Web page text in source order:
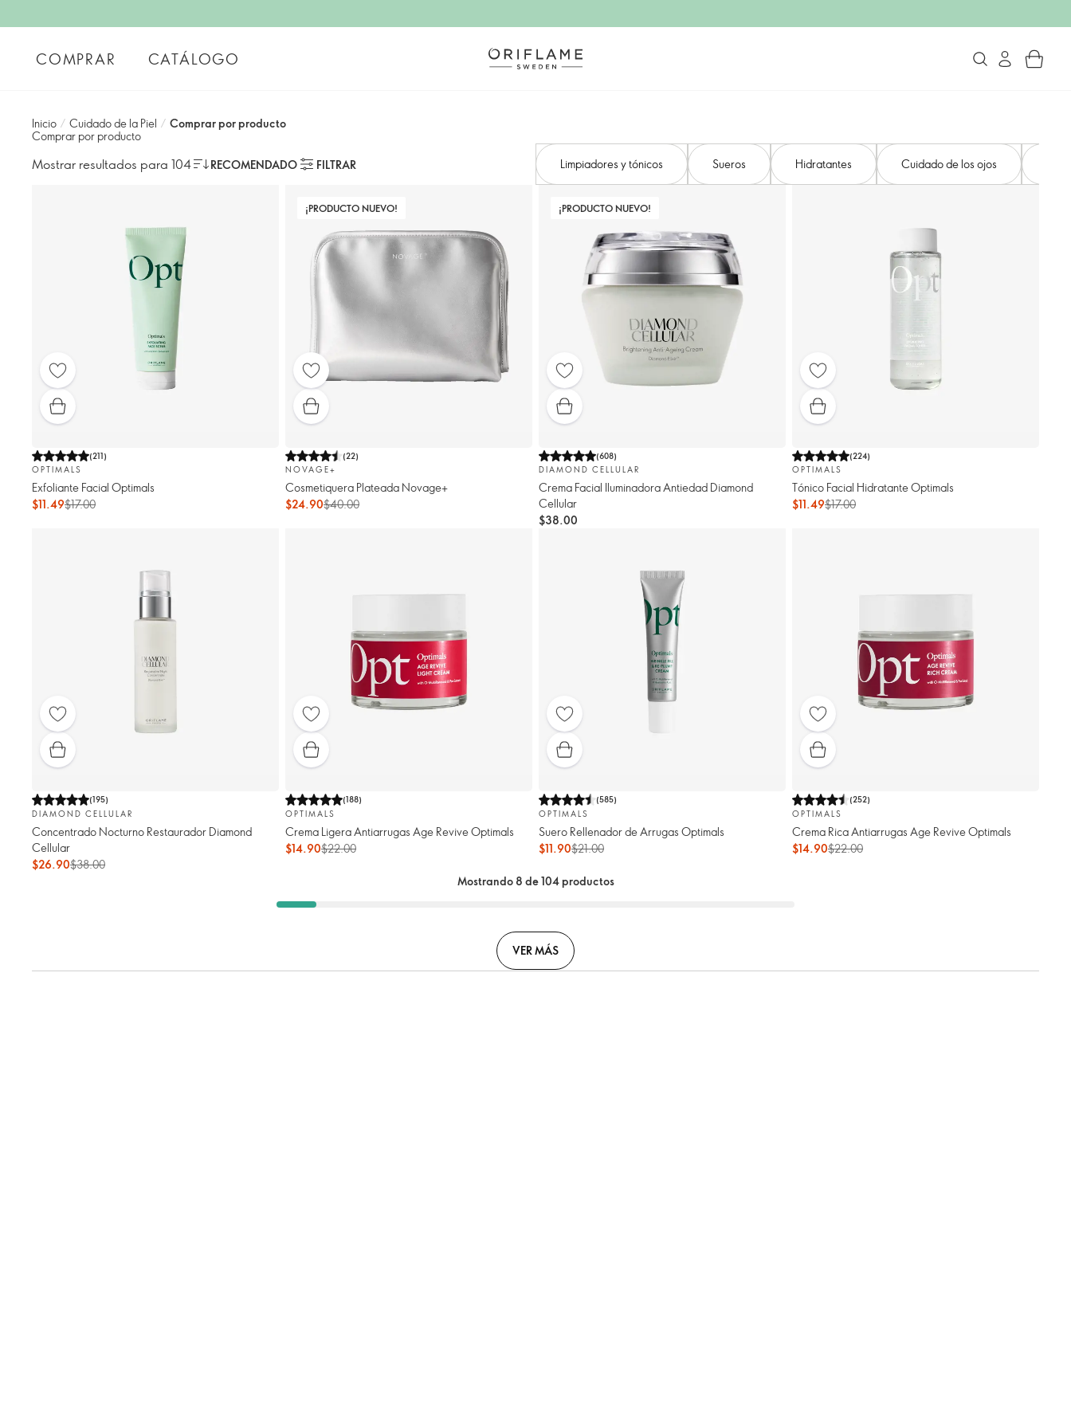
COMPRAR CATÁLOGO
Inicio / Cuidado de la Piel / Comprar por producto
Comprar por producto
Mostrar resultados para 104 RECOMENDADO FILTRAR Limpiadores y tónicos Sueros Hidratantes Cuidado de los ojos
(211)
OPTIMALS
Exfoliante Facial Optimals
$11.49$17.00
¡PRODUCTO NUEVO!
(22)
NOVAGE+
Cosmetiquera Plateada Novage+
$24.90$40.00
¡PRODUCTO NUEVO!
(608)
DIAMOND CELLULAR
Crema Facial Iluminadora Antiedad Diamond
Cellular
$38.00
(224)
OPTIMALS
Tónico Facial Hidratante Optimals
$11.49$17.00
(195)
DIAMOND CELLULAR
Concentrado Nocturno Restaurador Diamond
Cellular
$26.90$38.00
(188)
OPTIMALS
Crema Ligera Antiarrugas Age Revive Optimals
$14.90$22.00
(585)
OPTIMALS
Suero Rellenador de Arrugas Optimals
$11.90$21.00
(252)
OPTIMALS
Crema Rica Antiarrugas Age Revive Optimals
$14.90$22.00
Mostrando 8 de 104 productos
VER MÁS